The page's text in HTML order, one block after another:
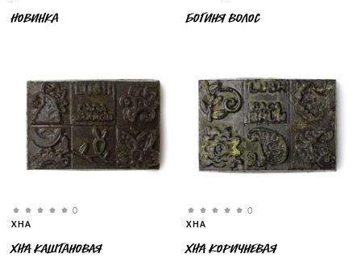
НОВИНКА БОГИНЯ ВОЛОС
0
ХНА
ХНА КАШТАНОВАЯ
0
ХНА
ХНА КОРИЧНЕВАЯ